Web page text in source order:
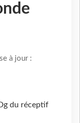
à jour :